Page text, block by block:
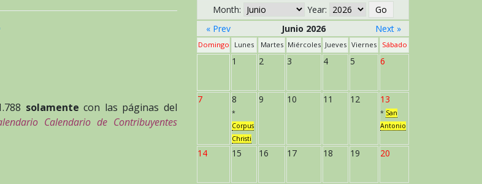
solamente con las páginas del
Calendario de Contribuyentes
Month:
Year:
« Prev
Junio 2026 Next »
Domingo Lunes Martes Miércoles Jueves Viernes Sábado
1 2 3 4 5 6
7 8
*
Corpus
Christi
9 10 11 12 13
* San
Antonio
14 15 16 17 18 19 20